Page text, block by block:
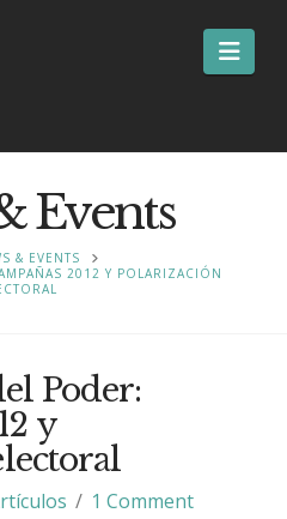
Events
& EVENTS
2012 Y POLARIZACIÓN
Poder:
y
1 Comment